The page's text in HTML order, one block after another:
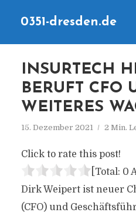
0351-dresden.de
INSURTECH
BERUFT CFO
WEITERES
15. Dezember 2021 2 Min.
Click to rate this post!
[Total: 0
Dirk Weipert ist neuer
(CFO) und